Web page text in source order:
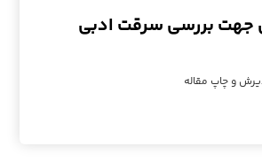
جهت بررسی سرقت ادبی
و چاپ مقاله